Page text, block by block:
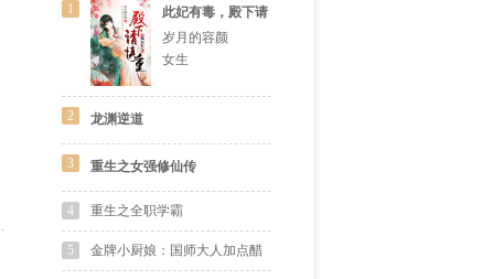
1
此妃有毒，殿下请
慎重
岁月的容颜
女生
2 龙渊逆道
3 重生之女强修仙传
4 重生之全职学霸
5 金牌小厨娘：国师大人加点醋